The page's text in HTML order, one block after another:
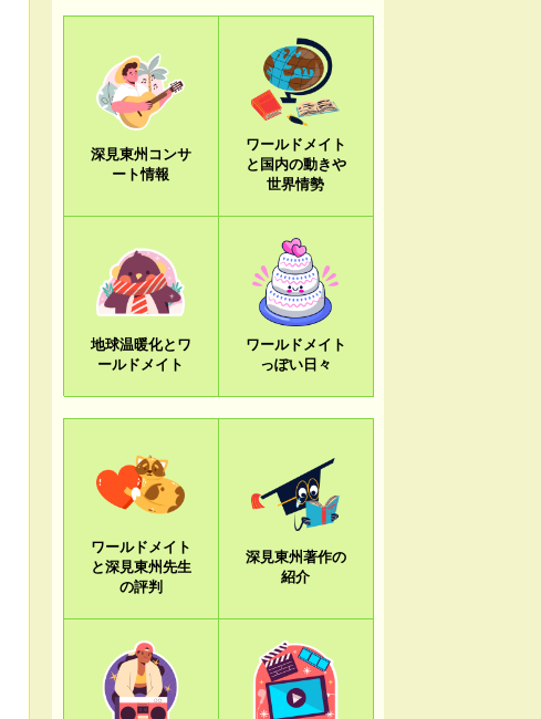
深見東州コンサ
ート情報
ワールドメイト
と国内の動きや
世界情勢
地球温暖化とワ
ールドメイト
ワールドメイト
っぽい日々
ワールドメイト
と深見東州先生
の評判
深見東州著作の
紹介